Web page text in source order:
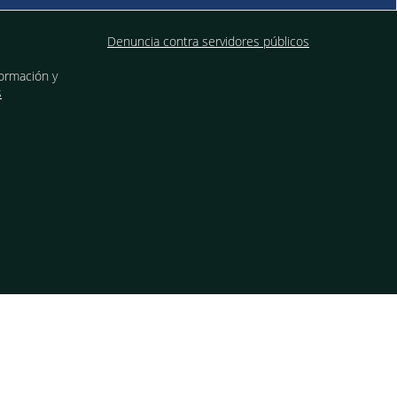
y
Denuncia contra servidores públicos